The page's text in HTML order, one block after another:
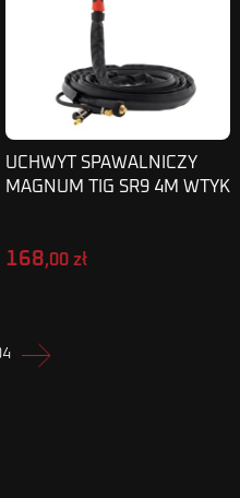
UCHWYT SPAWALNICZY
MAGNUM TIG SR9 4M WTYK
168,00 zł
Następny